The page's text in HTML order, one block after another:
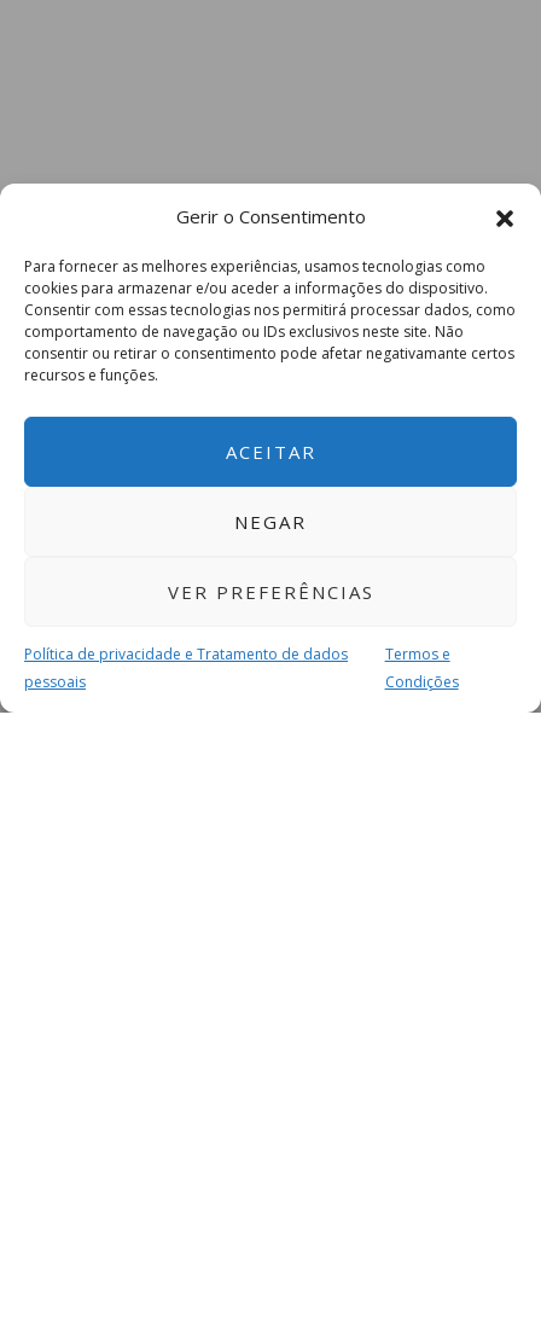
Gerir o Consentimento
Para fornecer as melhores experiências, usamos tecnologias como
cookies para armazenar e/ou aceder a informações do dispositivo.
Consentir com essas tecnologias nos permitirá processar dados, como
comportamento de navegação ou IDs exclusivos neste site. Não
consentir ou retirar o consentimento pode afetar negativamante certos
recursos e funções.
ACEITAR
NEGAR
VER PREFERÊNCIAS
Política de privacidade e Tratamento de dados
pessoais
Termos e
Condições